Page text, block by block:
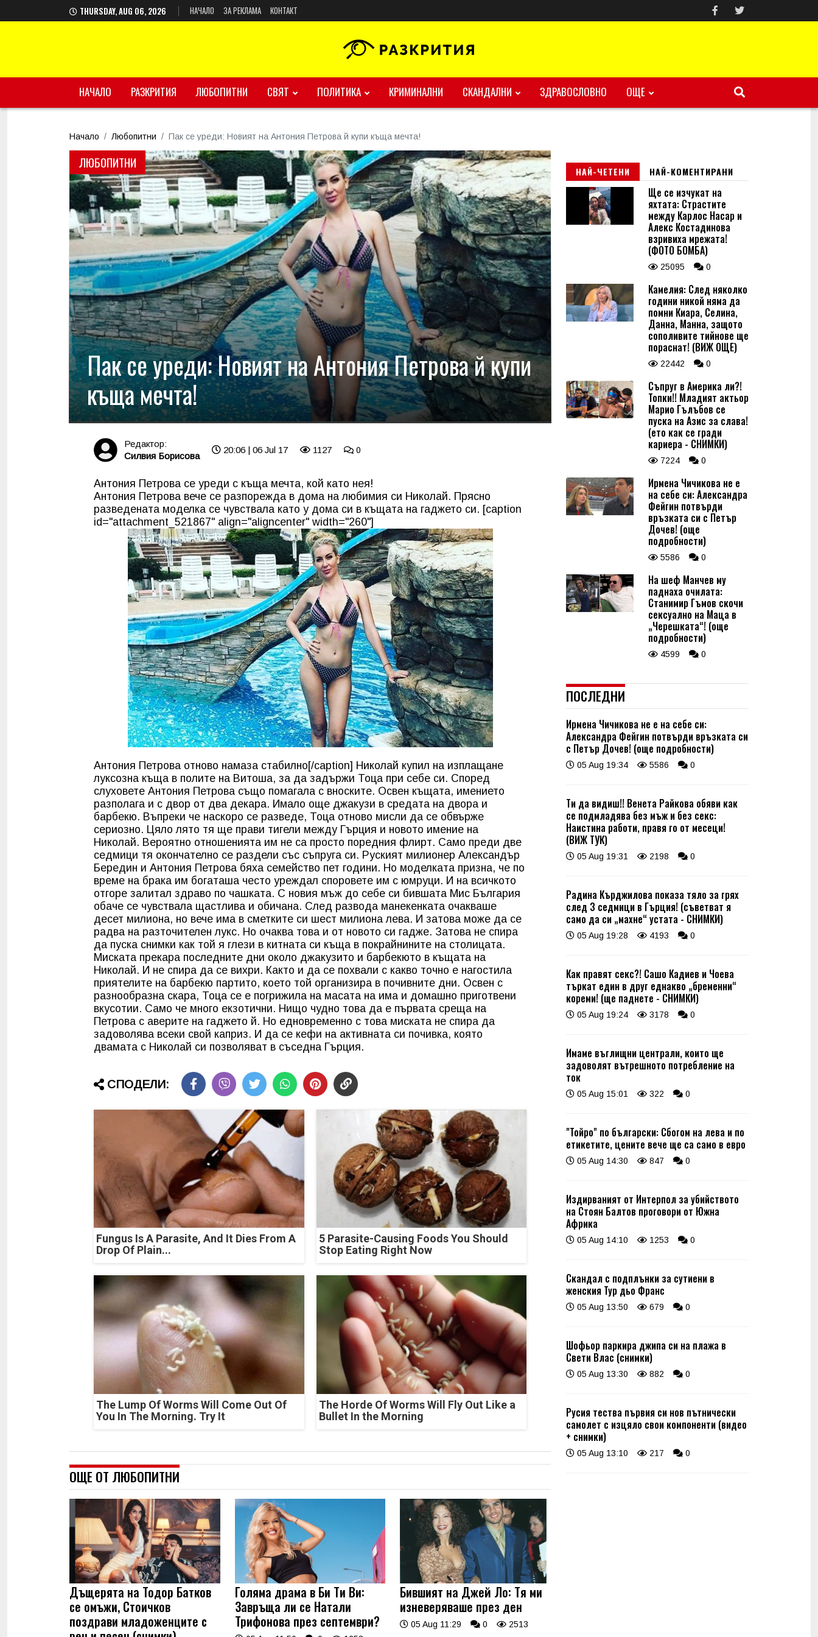
THURSDAY, AUG 06, 2026 НАЧАЛО ЗА РЕКЛАМА КОНТАКТ
НАЧАЛО РАЗКРИТИЯ ЛЮБОПИТНИ СВЯТ ПОЛИТИКА КРИМИНАЛНИ СКАНДАЛНИ ЗДРАВОСЛОВНО ОЩЕ
Начало Любопитни Пак се уреди: Новият на Антония Петрова й купи къща мечта!
ЛЮБОПИТНИ
Пак се уреди: Новият на Антония Петрова й купи
къща мечта!
Редактор:
Силвия Борисова
20:06 | 06 Jul 17 1127 0
Антония Петрова се уреди с къща мечта, кой като нея!
Антония Петрова вече се разпорежда в дома на любимия си Николай. Прясно
разведената моделка се чувствала като у дома си в къщата на гаджето си. [caption
id="attachment_521867" align="aligncenter" width="260"]
Антония Петрова отново намаза стабилно[/caption] Николай купил на изплащане
луксозна къща в полите на Витоша, за да задържи Тоца при себе си. Според
слуховете Антония Петрова също помагала с вноските. Освен къщата, имението
разполага и с двор от два декара. Имало още джакузи в средата на двора и
барбекю. Въпреки че наскоро се разведе, Тоца отново мисли да се обвърже
сериозно. Цяло лято тя ще прави тигели между Гърция и новото имение на
Николай. Вероятно отношенията им не са просто поредния флирт. Само преди две
седмици тя окончателно се раздели със съпруга си. Руският милионер Александър
Бередин и Антония Петрова бяха семейство пет години. Но моделката призна, че по
време на брака им богаташа често уреждал споровете им с юмруци. И на всичкото
отгоре залитал здраво по чашката. С новия мъж до себе си бившата Мис България
обаче се чувствала щастлива и обичана. След развода манекенката очакваше
десет милиона, но вече има в сметките си шест милиона лева. И затова може да се
радва на разточителен лукс. Но очаква това и от новото си гадже. Затова не спира
да пуска снимки как той я глези в китната си къща в покрайнините на столицата.
Миската прекара последните дни около джакузито и барбекюто в къщата на
Николай. И не спира да се вихри. Както и да се похвали с какво точно е нагостила
приятелите на барбекю партито, което той организира в почивните дни. Освен с
разнообразна скара, Тоца се е погрижила на масата на има и домашно приготвени
вкусотии. Само че много екзотични. Нищо чудно това да е първата среща на
Петрова с аверите на гаджето й. Но едновременно с това миската не спира да
задоволява всеки свой каприз. И да се кефи на активната си почивка, която
двамата с Николай си позволяват в съседна Гърция.
СПОДЕЛИ:
Fungus Is A Parasite, And It Dies From A
Drop Of Plain...
5 Parasite-Causing Foods You Should
Stop Eating Right Now
The Lump Of Worms Will Come Out Of
You In The Morning. Try It
The Horde Of Worms Will Fly Out Like a
Bullet In the Morning
ОЩЕ ОТ ЛЮБОПИТНИ
Дъщерята на Тодор Батков
се омъжи, Стоичков
поздрави младоженците с
Голяма драма в Би Ти Ви:
Завръща ли се Натали
Трифонова през септември?
Бившият на Джей Ло: Тя ми
изневеряваше през ден
05 Aug 11:29 0 2513
НАЙ-ЧЕТЕНИ НАЙ-КОМЕНТИРАНИ
Ще се изчукат на
яхтата: Страстите
между Карлос Насар и
Алекс Костадинова
взривиха мрежата!
(ФОТО БОМБА)
25095 0
Камелия: След няколко
години никой няма да
помни Киара, Селина,
Данна, Манна, защото
сополивите тийнове ще
пораснат! (ВИЖ ОЩЕ)
22442 0
Съпруг в Америка ли?!
Топки!! Младият актьор
Марио Гълъбов се
пуска на Азис за слава!
(ето как се гради
кариера - СНИМКИ)
7224 0
Ирмена Чичикова не е
на себе си: Александра
Фейгин потвърди
връзката си с Петър
Дочев! (още
подробности)
5586 0
На шеф Манчев му
паднаха очилата:
Станимир Гъмов скочи
сексуално на Маца в
„Черешката“! (още
подробности)
4599 0
ПОСЛЕДНИ
Ирмена Чичикова не е на себе си:
Александра Фейгин потвърди връзката си
с Петър Дочев! (още подробности)
05 Aug 19:34 5586 0
Ти да видиш!! Венета Райкова обяви как
се подмладява без мъж и без секс:
Наистина работи, правя го от месеци!
(ВИЖ ТУК)
05 Aug 19:31 2198 0
Радина Кърджилова показа тяло за грях
след 3 седмици в Гърция! (съветват я
само да си „махне“ устата - СНИМКИ)
05 Aug 19:28 4193 0
Как правят секс?! Сашо Кадиев и Чоева
търкат един в друг еднакво „бременни“
кореми! (ще паднете - СНИМКИ)
05 Aug 19:24 3178 0
Имаме въглищни централи, които ще
задоволят вътрешното потребление на
ток
05 Aug 15:01 322 0
"Тойро" по български: Сбогом на лева и по
етикетите, цените вече ще са само в евро
05 Aug 14:30 847 0
Издирваният от Интерпол за убийството
на Стоян Балтов проговори от Южна
Африка
05 Aug 14:10 1253 0
Скандал с подплънки за сутиени в
женския Тур дьо Франс
05 Aug 13:50 679 0
Шофьор паркира джипа си на плажа в
Свети Влас (снимки)
05 Aug 13:30 882 0
Русия тества първия си нов пътнически
самолет с изцяло свои компоненти (видео
+ снимки)
05 Aug 13:10 217 0